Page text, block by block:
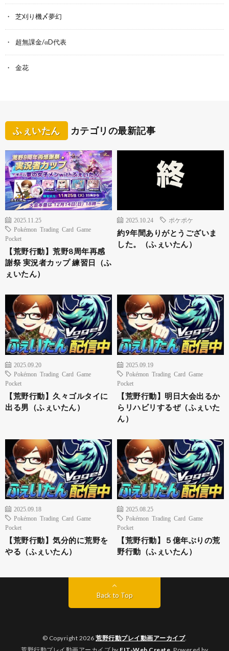
芝刈り機〆夢幻
超無課金/αD代表
金花
ふぇいたん カテゴリの最新記事
2025.11.25
Pokémon Trading Card Game
Pocket
【荒野行動】荒野8周年再感
謝祭 実況者カップ 練習日（ふ
ぇいたん）
2025.10.24 ポケポケ
約9年間ありがとうございま
した。（ふぇいたん）
2025.09.20
Pokémon Trading Card Game
Pocket
【荒野行動】久々ゴルタイに
出る男（ふぇいたん）
2025.09.19
Pokémon Trading Card Game
Pocket
【荒野行動】明日大会出るか
らリハビリするぜ（ふぇいた
ん）
2025.09.18
Pokémon Trading Card Game
Pocket
【荒野行動】気分的に荒野を
やる（ふぇいたん）
2025.08.25
Pokémon Trading Card Game
Pocket
【荒野行動】５億年ぶりの荒
野行動（ふぇいたん）
Back to Top
© Copyright 2026 荒野行動プレイ動画アーカイブ.